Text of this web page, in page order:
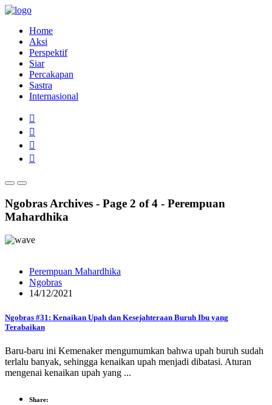
Home
Aksi
Perspektif
Siar
Percakapan
Sastra
Internasional
Ngobras Archives - Page 2 of 4 - Perempuan
Mahardhika
Perempuan Mahardhika
Ngobras
14/12/2021
Ngobras #31: Kenaikan Upah dan Kesejahteraan Buruh Ibu yang
Terabaikan
Baru-baru ini Kemenaker mengumumkan bahwa upah buruh sudah
terlalu banyak, sehingga kenaikan upah menjadi dibatasi. Aturan
mengenai kenaikan upah yang ...
Share: